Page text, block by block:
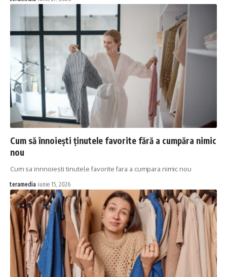
Cum să înnoiești ținutele favorite fără a cumpăra nimic
nou
Cum sa innnoiesti tinutele favorite fara a cumpara nimic nou
teramedia iunie 15, 2026